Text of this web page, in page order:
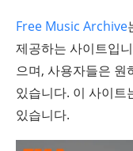
Free Music Archive
제공하는 사이트입
으며, 사용자들은 원
있습니다. 이 사이트
있습니다.